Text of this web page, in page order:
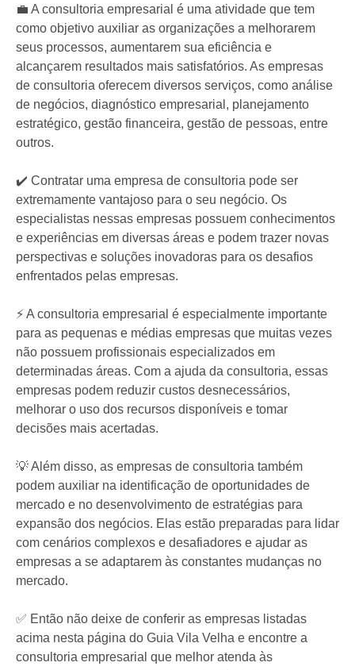
💼 A consultoria empresarial é uma atividade que tem
como objetivo auxiliar as organizações a melhorarem
seus processos, aumentarem sua eficiência e
alcançarem resultados mais satisfatórios. As empresas
de consultoria oferecem diversos serviços, como análise
de negócios, diagnóstico empresarial, planejamento
estratégico, gestão financeira, gestão de pessoas, entre
outros.
✔️ Contratar uma empresa de consultoria pode ser
extremamente vantajoso para o seu negócio. Os
especialistas nessas empresas possuem conhecimentos
e experiências em diversas áreas e podem trazer novas
perspectivas e soluções inovadoras para os desafios
enfrentados pelas empresas.
⚡ A consultoria empresarial é especialmente importante
para as pequenas e médias empresas que muitas vezes
não possuem profissionais especializados em
determinadas áreas. Com a ajuda da consultoria, essas
empresas podem reduzir custos desnecessários,
melhorar o uso dos recursos disponíveis e tomar
decisões mais acertadas.
💡 Além disso, as empresas de consultoria também
podem auxiliar na identificação de oportunidades de
mercado e no desenvolvimento de estratégias para
expansão dos negócios. Elas estão preparadas para lidar
com cenários complexos e desafiadores e ajudar as
empresas a se adaptarem às constantes mudanças no
mercado.
✅ Então não deixe de conferir as empresas listadas
acima nesta página do Guia Vila Velha e encontre a
consultoria empresarial que melhor atenda às